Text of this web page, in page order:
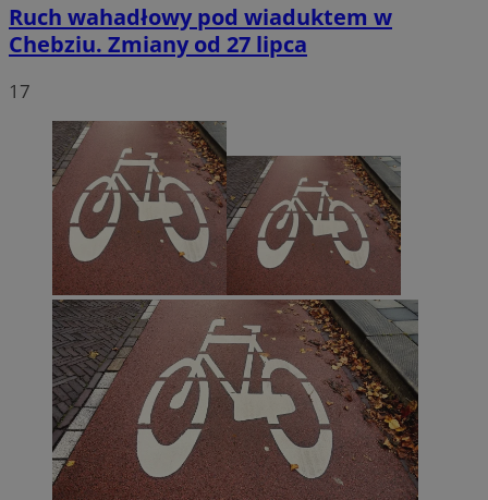
Ruch wahadłowy pod wiaduktem w
Chebziu. Zmiany od 27 lipca
17